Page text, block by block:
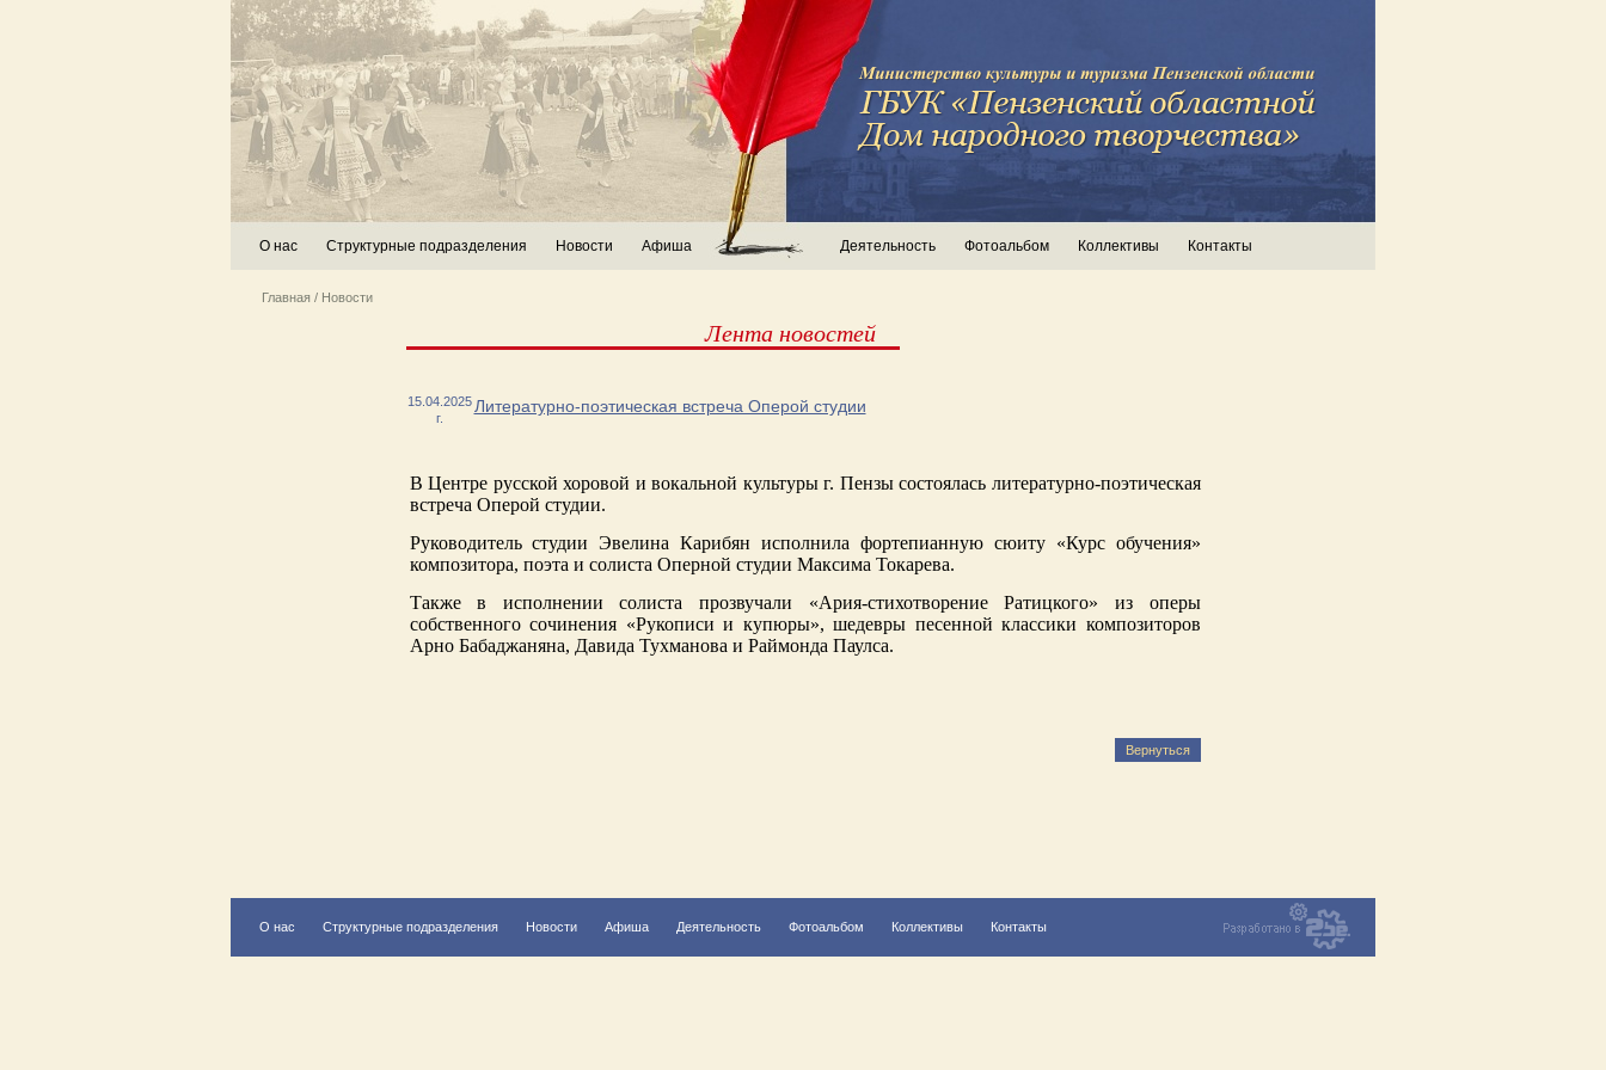
О нас Структурные подразделения Новости Афиша Деятельность Фотоальбом Коллективы Контакты
Главная / Новости
Лента новостей
15.04.2025
г.
Литературно-поэтическая встреча Оперой студии
В Центре русской хоровой и вокальной культуры г. Пензы состоялась литературно-поэтическая
встреча Оперой студии.
Руководитель студии Эвелина Карибян исполнила фортепианную сюиту «Курс обучения»
композитора, поэта и солиста Оперной студии Максима Токарева.
Также в исполнении солиста прозвучали «Ария-стихотворение Ратицкого» из оперы
собственного сочинения «Рукописи и купюры», шедевры песенной классики композиторов
Арно Бабаджаняна, Давида Тухманова и Раймонда Паулса.
Вернуться
О нас Структурные подразделения Новости Афиша Деятельность Фотоальбом Коллективы Контакты